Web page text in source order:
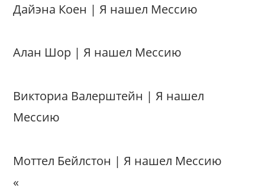
Дайэна Коен | Я нашел Мессию
Алан Шор | Я нашел Мессию
Викториа Валерштейн | Я нашел
Мессию
Моттел Бейлстон | Я нашел Мессию
«